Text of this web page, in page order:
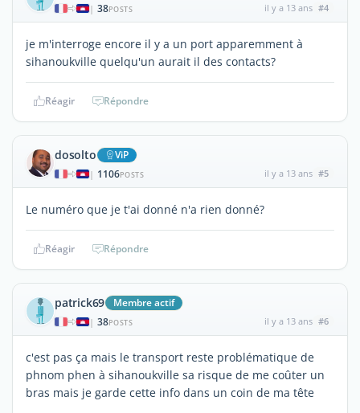
| 38POSTS il y a 13 ans #4
je m'interroge encore il y a un port apparemment à
sihanoukville quelqu'un aurait il des contacts?
Réagir Répondre
dosolto ViP
| 1106POSTS il y a 13 ans #5
Le numéro que je t'ai donné n'a rien donné?
Réagir Répondre
patrick69 Membre actif
| 38POSTS il y a 13 ans #6
c'est pas ça mais le transport reste problématique de
phnom phen à sihanoukville sa risque de me coûter un
bras mais je garde cette info dans un coin de ma tête